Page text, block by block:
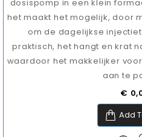
dosispomp in een klein
het maakt het mogelijk, door
om de dagelijkse
praktisch, het hangt en krat
waardoor het makkelijker
aan te
Prijs
€
Add